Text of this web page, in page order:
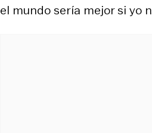
el mundo sería mejor si yo